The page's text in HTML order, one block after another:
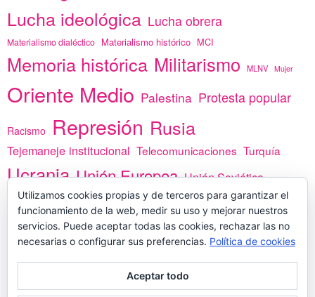
Lucha ideológica Lucha obrera
Materialismo dialéctico Materialismo histórico MCI
Memoria histórica Militarismo MLNV Mujer
Oriente Medio Palestina Protesta popular
Racismo Represión Rusia
Tejemaneje institucional Telecomunicaciones Turquía
Ucrania Unión Europea Unión Soviética
vacunas Yemen África
PREGÚNTANOS
Utilizamos cookies propias y de terceros para garantizar el
funcionamiento de la web, medir su uso y mejorar nuestros
servicios. Puede aceptar todas las cookies, rechazar las no
necesarias o configurar sus preferencias. Política de cookies
Aceptar todo